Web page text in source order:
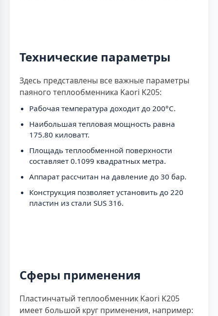
Технические параметры
Здесь представлены все важные параметры
паяного теплообменника Kaori K205:
Рабочая температура доходит до 200°C.
Наибольшая тепловая мощность равна
175.80 киловатт.
Площадь теплообменной поверхности
составляет 0.1099 квадратных метра.
Аппарат рассчитан на давление до 30 бар.
Конструкция позволяет установить до 220
пластин из стали SUS 316.
Сферы применения
Пластинчатый теплообменник Kaori K205
имеет большой круг применения, например: